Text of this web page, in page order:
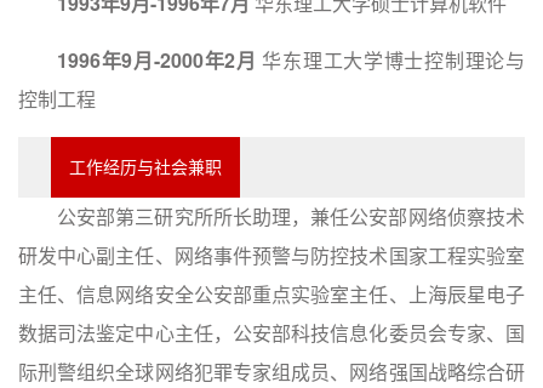
1996年9月-2000年2月 华东理工大学博士控制理论与
控制工程
工作经历与社会兼职
公安部第三研究所所长助理，兼任公安部网络侦察技术
研发中心副主任、网络事件预警与防控技术国家工程实验室
主任、信息网络安全公安部重点实验室主任、上海辰星电子
数据司法鉴定中心主任，公安部科技信息化委员会专家、国
际刑警组织全球网络犯罪专家组成员、网络强国战略综合研